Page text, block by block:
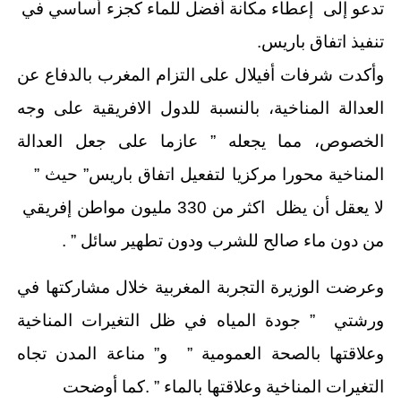
تدعو إلى إعطاء مكانة أفضل للماء كجزء أساسي في
تنفيذ اتفاق باريس.
وأكدت شرفات أفيلال على التزام المغرب بالدفاع عن
العدالة المناخية، بالنسبة للدول الافريقية على وجه
الخصوص، مما يجعله ” عازما على جعل العدالة
المناخية محورا مركزيا لتفعيل اتفاق باريس” حيث ”
لا يعقل أن يظل اكثر من 330 مليون مواطن إفريقي
من دون ماء صالح للشرب ودون تطهير سائل ” .
وعرضت الوزيرة التجربة المغربية خلال مشاركتها في
ورشتي ” جودة المياه في ظل التغيرات المناخية
وعلاقتها بالصحة العمومية ” و” مناعة المدن تجاه
التغيرات المناخية وعلاقتها بالماء ” .كما أوضحت